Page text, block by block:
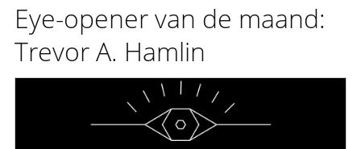
Jump
the
navigation
Eye-opener van de maand:
Trevor A. Hamlin